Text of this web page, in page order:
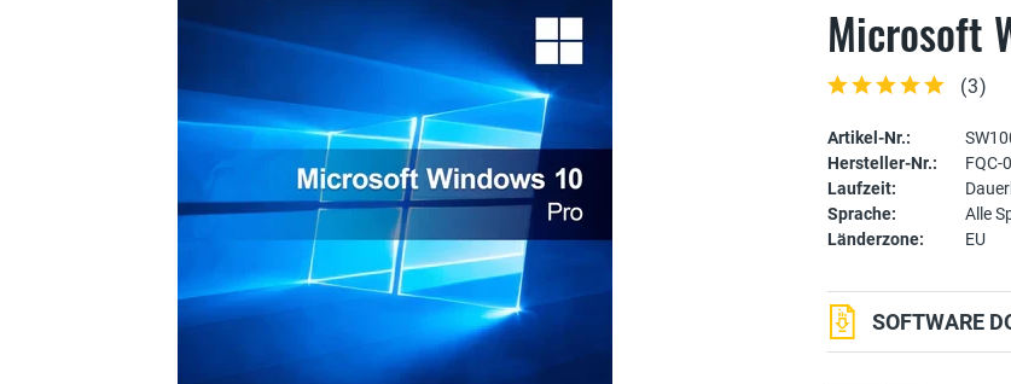
Microsoft
(3)
Artikel-Nr.:
Hersteller-Nr.:
FQC-
Laufzeit:
Sprache:
Alle
Länderzone:
EU
SOFTWARE